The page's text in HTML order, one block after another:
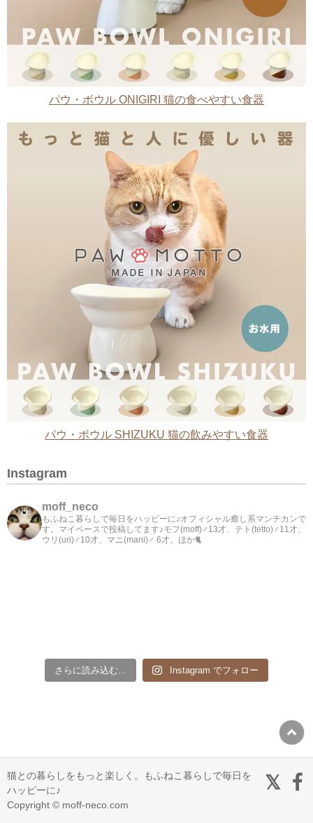
パウ・ボウル ONIGIRI 猫の食べやすい食器
パウ・ボウル SHIZUKU 猫の飲みやすい食器
Instagram
moff_neco
もふねこ暮らしで毎日をハッピーに♪オフィシャル癒し系マンチカンで
す。マイペースで投稿してます♪モフ(moff)♂13才、テト(tetto)♂11才、
ウリ(uri)♂10才、マニ(mani)♂ 6才。ほか🐈
さらに読み込む... Instagram でフォロー
猫との暮らしをもっと楽しく。もふねこ暮らしで毎日を
ハッピーに♪
Copyright © moff-neco.com